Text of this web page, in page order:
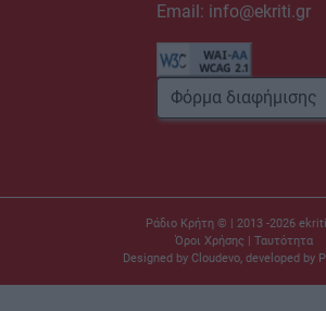
Email: info@ekriti.gr
Φόρμα διαφήμισης
Ράδιο Κρήτη © | 2013 -2026
Όροι Χρήσης
Ταυτότητα
Designed by Cloudevo, developed by